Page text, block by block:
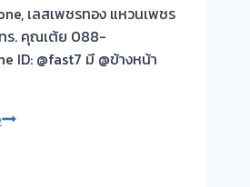
ชัยพฤกษ์
นนทบุรี
เลสเพชรทอง แหวนเพชร
ทร. คุณเต้ย 088-
ID: @fast7 มี @ข้างหน้า
รับ